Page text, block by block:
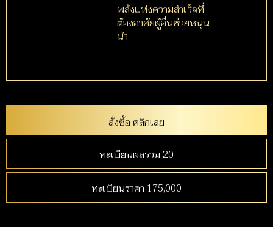
พลังแห่งความสำเร็จที่
ต้องอาศัยผู้อื่นช่วยหนุน
นำ
สั่งซื้อ คลิกเลย
ทะเบียนผลรวม 20
ทะเบียนราคา 175,000